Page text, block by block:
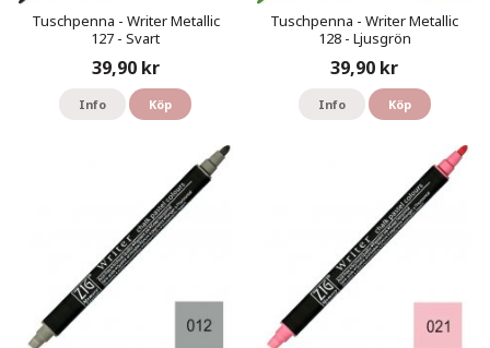
Tuschpenna - Writer Metallic
127 - Svart
39,90 kr
Info Köp
Tuschpenna - Writer Metallic
128 - Ljusgrön
39,90 kr
Info Köp